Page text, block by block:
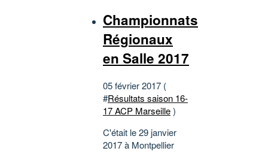
Championnats
Régionaux
en Salle 2017
05 février 2017 (
#Résultats saison 16-
17 ACP Marseille)
C'était le 29 janvier
2017 à Montpellier